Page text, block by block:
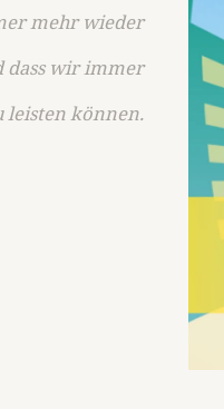
mehr wieder
dass wir immer
leisten können.